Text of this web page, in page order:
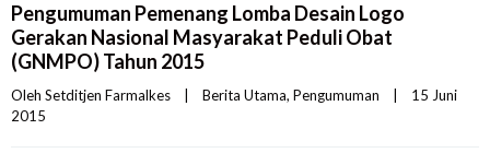
Pengumuman Pemenang Lomba Desain Logo
Gerakan Nasional Masyarakat Peduli Obat
(GNMPO) Tahun 2015
Oleh Setditjen Farmalkes Berita Utama, Pengumuman
15 Juni
2015